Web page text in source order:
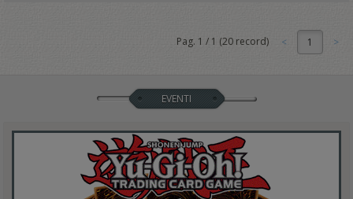
Pag. 1 / 1 (20 record) 1
EVENTI